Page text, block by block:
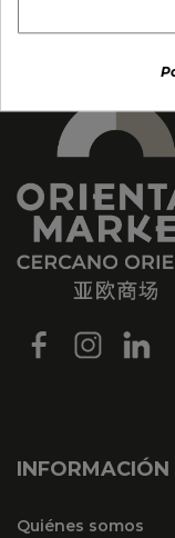
INFORMACIÓN
Quiénes somos